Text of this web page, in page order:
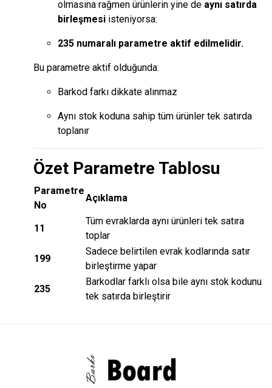
olmasına rağmen ürünlerin yine de aynı satırda
birleşmesi isteniyorsa:
235 numaralı parametre aktif edilmelidir.
Bu parametre aktif olduğunda:
Barkod farkı dikkate alınmaz
Aynı stok koduna sahip tüm ürünler tek satırda
toplanır
Özet Parametre Tablosu
Parametre
No
Açıklama
11
Tüm evraklarda aynı ürünleri tek satıra
toplar
199
Sadece belirtilen evrak kodlarında satır
birleştirme yapar
235
Barkodlar farklı olsa bile aynı stok kodunu
tek satırda birleştirir